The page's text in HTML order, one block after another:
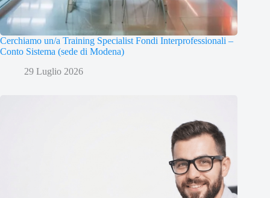
Cerchiamo un/a Training Specialist Fondi Interprofessionali –
Conto Sistema (sede di Modena)
29 Luglio 2026